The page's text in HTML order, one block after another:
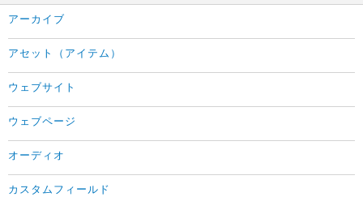
アーカイブ
アセット（アイテム）
ウェブサイト
ウェブページ
オーディオ
カスタムフィールド